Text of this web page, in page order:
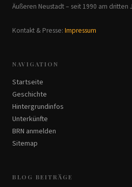
Äußeren Neustadt – seit 1990 am
Kontakt & Presse: Impressum
NAVIGATION
Startseite
Geschichte
Hintergrundinfos
Unterkünfte
BRN anmelden
Sitemap
BLOG BEITRÄGE